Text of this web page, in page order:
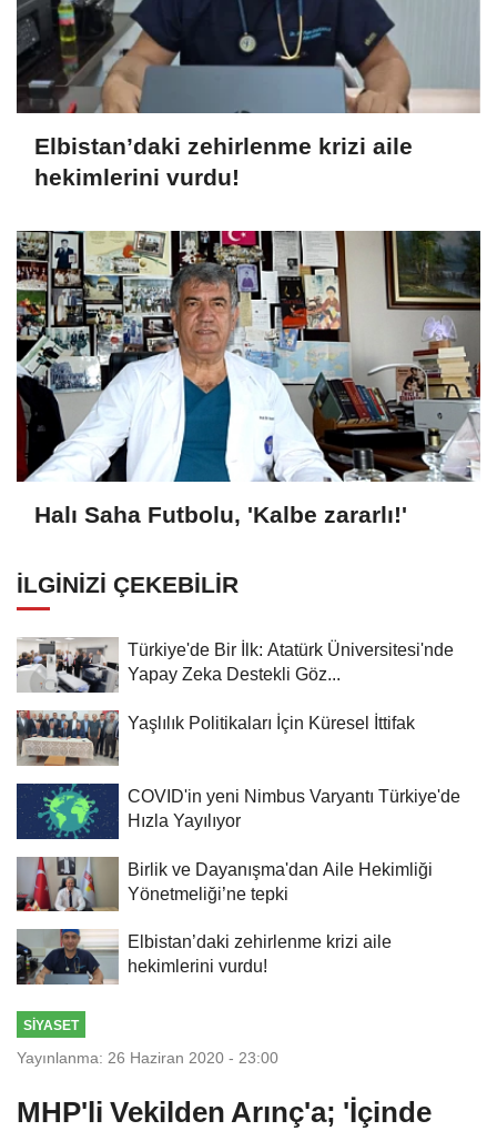
Elbistan’daki zehirlenme krizi aile
hekimlerini vurdu!
Halı Saha Futbolu, 'Kalbe zararlı!'
İLGINIZI ÇEKEBILIR
Türkiye'de Bir İlk: Atatürk Üniversitesi'nde
Yapay Zeka Destekli Göz...
Yaşlılık Politikaları İçin Küresel İttifak
COVID'in yeni Nimbus Varyantı Türkiye'de
Hızla Yayılıyor
Birlik ve Dayanışma'dan Aile Hekimliği
Yönetmeliği’ne tepki
Elbistan’daki zehirlenme krizi aile
hekimlerini vurdu!
SIYASET
Yayınlanma: 26 Haziran 2020 - 23:00
MHP'li Vekilden Arınç'a; 'İçinde